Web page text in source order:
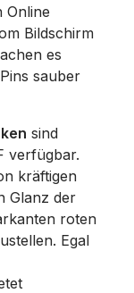
Online
Bildschirm
es
sauber
sind
verfügbar.
kräftigen
Glanz der
roten
Egal